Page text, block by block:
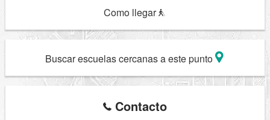
Como llegar
Buscar escuelas cercanas a este punto
Contacto